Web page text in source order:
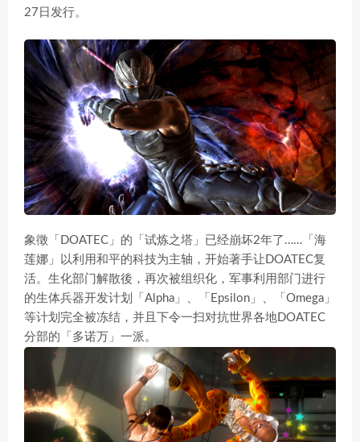
27日发行。
象徵「DOATEC」的「试炼之塔」已经崩坏2年了……「海
莲娜」以利用和平的科技为主轴，开始著手让DOATEC复
活。生化部门解散後，再次被组织化，军事利用部门进行
的生体兵器开发计划「Alpha」、「Epsilon」、「Omega」
等计划完全被冻结，并且下令一扫对抗世界各地DOATEC
分部的「多诺万」一派。